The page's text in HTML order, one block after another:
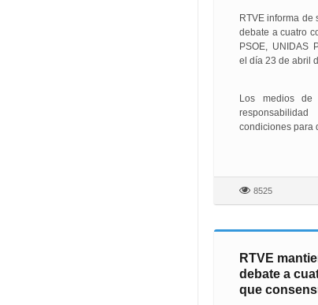
RTVE informa de
debate a cuatro
PSOE, UNIDAS
el día 23 de abril
Los medios de
condiciones para
8525
RTVE
debate a
que